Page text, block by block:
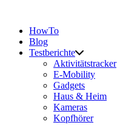
HowTo
Blog
Testberichte
Aktivitätstracker
E-Mobility
Gadgets
Haus & Heim
Kameras
Kopfhörer